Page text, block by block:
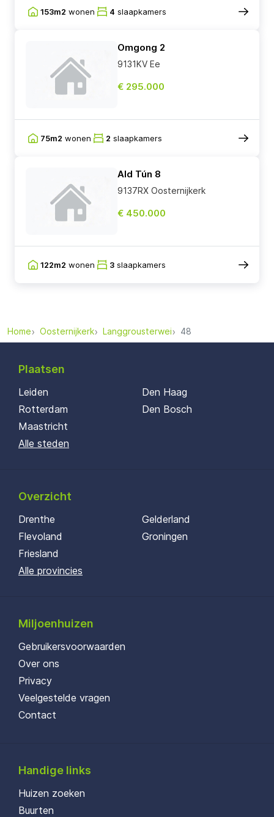
153m2 wonen 4 slaapkamers
Omgong 2
9131KV Ee
€ 295.000
75m2 wonen 2 slaapkamers
Ald Tún 8
9137RX Oosternijkerk
€ 450.000
122m2 wonen 3 slaapkamers
Home Oosternijkerk Langgrousterwei 48
Plaatsen
Leiden
Rotterdam
Maastricht
Den Haag
Den Bosch
Alle steden
Overzicht
Drenthe
Flevoland
Friesland
Gelderland
Groningen
Alle provincies
Miljoenhuizen
Gebruikersvoorwaarden
Over ons
Privacy
Veelgestelde vragen
Contact
Handige links
Huizen zoeken
Buurten